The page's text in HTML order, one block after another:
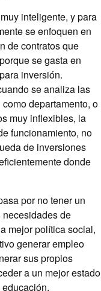
inteligente, y para
se enfoquen en
de contratos que
se gasta en
inversión.
se analiza las
departamento, o
muy inflexibles, la
funcionamiento, no
de inversiones
donde
por no tener un
de
mejor política social,
generar empleo
sus propios
a un mejor estado